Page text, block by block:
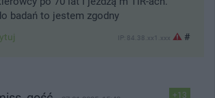
badań to jestem zgodny
IP: 84.38.xx1.xxx #
+13